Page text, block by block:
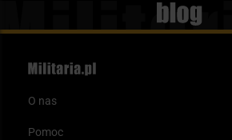
Blog
O nas
Pomoc